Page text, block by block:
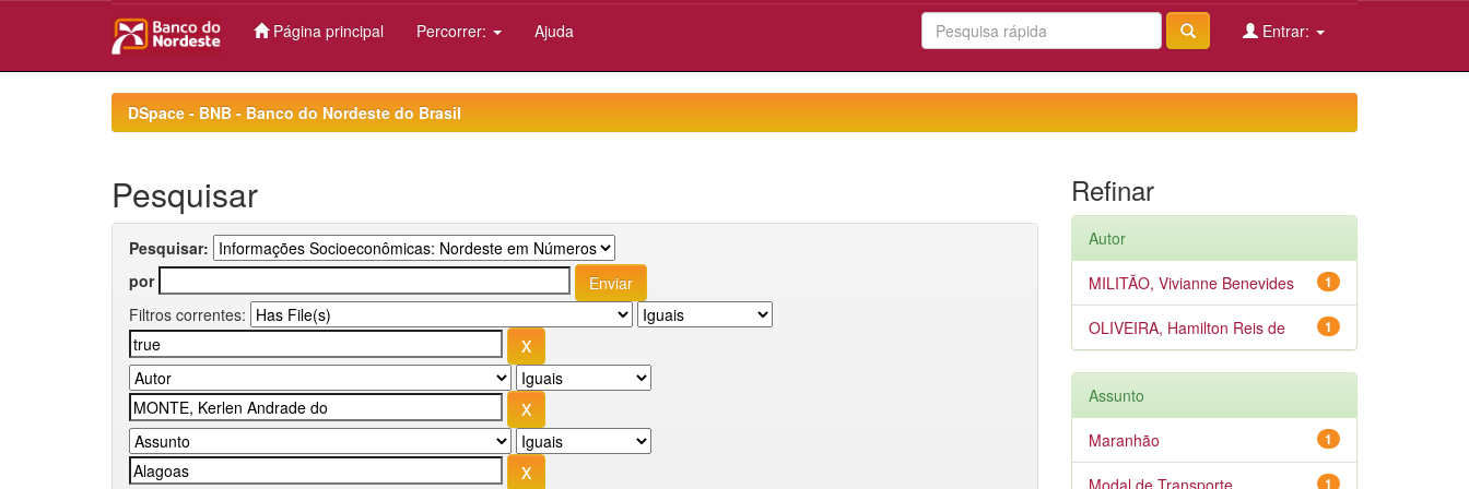
Página principal Percorrer: Ajuda Entrar:
DSpace - BNB - Banco do Nordeste do Brasil
Pesquisar
Pesquisar:
por
Filtros correntes:
Refinar
Autor
1
MILITÃO, Vivianne Benevides
1
OLIVEIRA, Hamilton Reis de
Assunto
1
Maranhão
1
Modal de Transporte